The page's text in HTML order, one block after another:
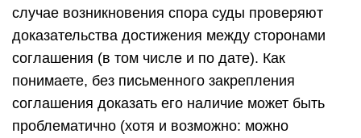
случае возникновения спора суды проверяют
доказательства достижения между сторонами
соглашения (в том числе и по дате). Как
понимаете, без письменного закрепления
соглашения доказать его наличие может быть
проблематично (хотя и возможно: можно